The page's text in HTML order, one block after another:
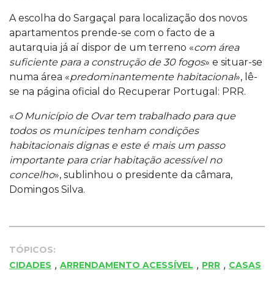
A escolha do Sargaçal para localização dos novos
apartamentos prende-se com o facto de a
autarquia já aí dispor de um terreno «com área
suficiente para a construção de 30 fogos» e situar-se
numa área «predominantemente habitacional», lê-
se na página oficial do Recuperar Portugal: PRR.
«O Município de Ovar tem trabalhado para que
todos os munícipes tenham condições
habitacionais dignas e este é mais um passo
importante para criar habitação acessível no
concelho», sublinhou o presidente da câmara,
Domingos Silva.
TÓPICOS:
CIDADES , ARRENDAMENTO ACESSÍVEL , PRR , CASAS